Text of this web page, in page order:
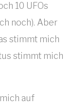
10 UFOs
noch). Aber
stimmt mich
stimmt mich
auf